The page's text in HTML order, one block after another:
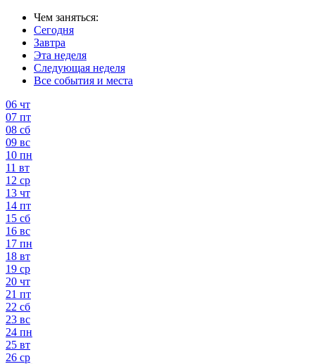
Чем заняться:
Сегодня
Завтра
Эта неделя
Следующая неделя
Все события и места
06 чт
07 пт
08 сб
09 вс
10 пн
11 вт
12 ср
13 чт
14 пт
15 сб
16 вс
17 пн
18 вт
19 ср
20 чт
21 пт
22 сб
23 вс
24 пн
25 вт
26 ср